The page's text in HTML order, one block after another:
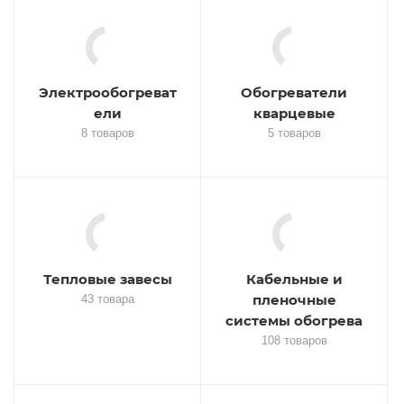
Электрообогреват
ели
8 товаров
Обогреватели
кварцевые
5 товаров
Тепловые завесы
43 товара
Кабельные и
пленочные
системы обогрева
108 товаров